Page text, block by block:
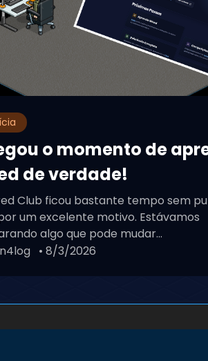
o momento de
de verdade!
Club ficou bastante tempo sem
um excelente motivo. Estávamos
algo que pode mudar...
• 8/3/2026